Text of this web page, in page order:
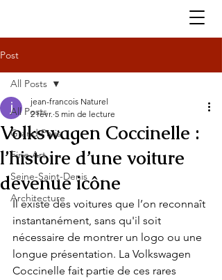
Post
All Posts
Grand Paris
Fine Art
Seine-Saint-Denis
Architecture
All Posts
Volkswagen Coccinelle :
l’histoire d’une voiture
devenue icône
jean-francois Naturel
2 févr. 5 min de lecture
Il existe des voitures que l’on reconnaît
instantanément, sans qu'il soit
nécessaire de montrer un logo ou une
longue présentation. La Volkswagen
Coccinelle fait partie de ces rares